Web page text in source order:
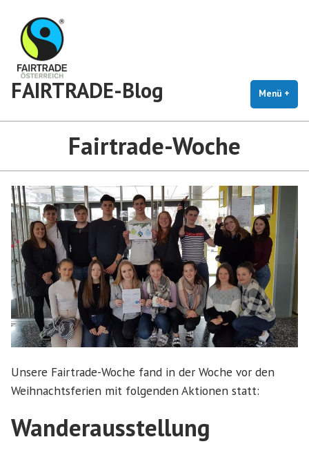
Inhalt
springen
FAIRTRADE-Blog Menü +
Fairtrade-Woche
Unsere Fairtrade-Woche fand in der Woche vor den
Weihnachtsferien mit folgenden Aktionen statt:
Wanderausstellung